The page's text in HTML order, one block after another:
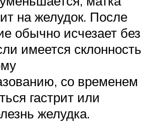
на желудок. После
обычно исчезает без
имеется склонность
со временем
гастрит или
желудка.